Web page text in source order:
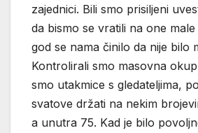
zajednici. Bili smo prisiljeni
da bismo se vratili na one
god se nama činilo da nije bilo
Kontrolirali smo masovna
smo utakmice s gledateljima,
svatove držati na nekim
a unutra 75. Kad je bilo